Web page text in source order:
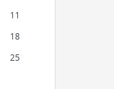
11
18
25